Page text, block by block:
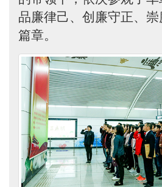
品廉律己、创廉守正、
篇章。